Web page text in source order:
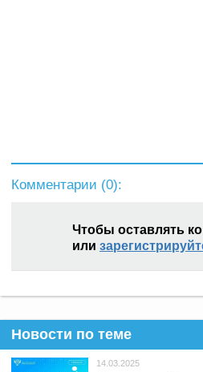
Комментарии (0):
Чтобы оставлять
или
Новости по теме
14.03.2025